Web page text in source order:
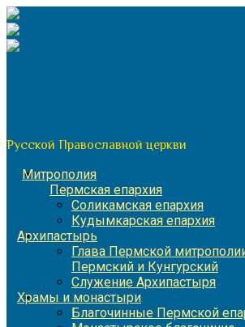
Перейти
к
содержимому
Русской Православной церкви
Митрополия
Пермская епархия
Соликамская епархия
Кудымкарская епархия
Архипастырь
Глава Пермской
Пермский и Кунгурский
Служение Архипастыря
Храмы и монастыри
Благочинные Пермской